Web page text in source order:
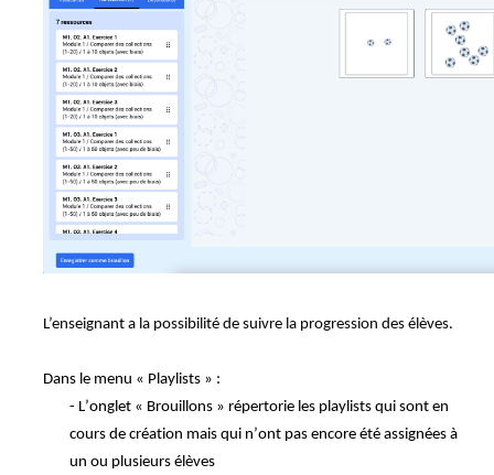
L’enseignant a la possibilité de suivre la progression des élèves.
Dans le menu « Playlists » :
- L’onglet « Brouillons » répertorie les playlists qui sont en
cours de création mais qui n’ont pas encore été assignées à
un ou plusieurs élèves